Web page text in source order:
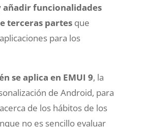
funcionalidades
terceras partesque
para los
se aplica en EMUI 9, la
de Android, para
de los hábitos de los
no es sencillo evaluar